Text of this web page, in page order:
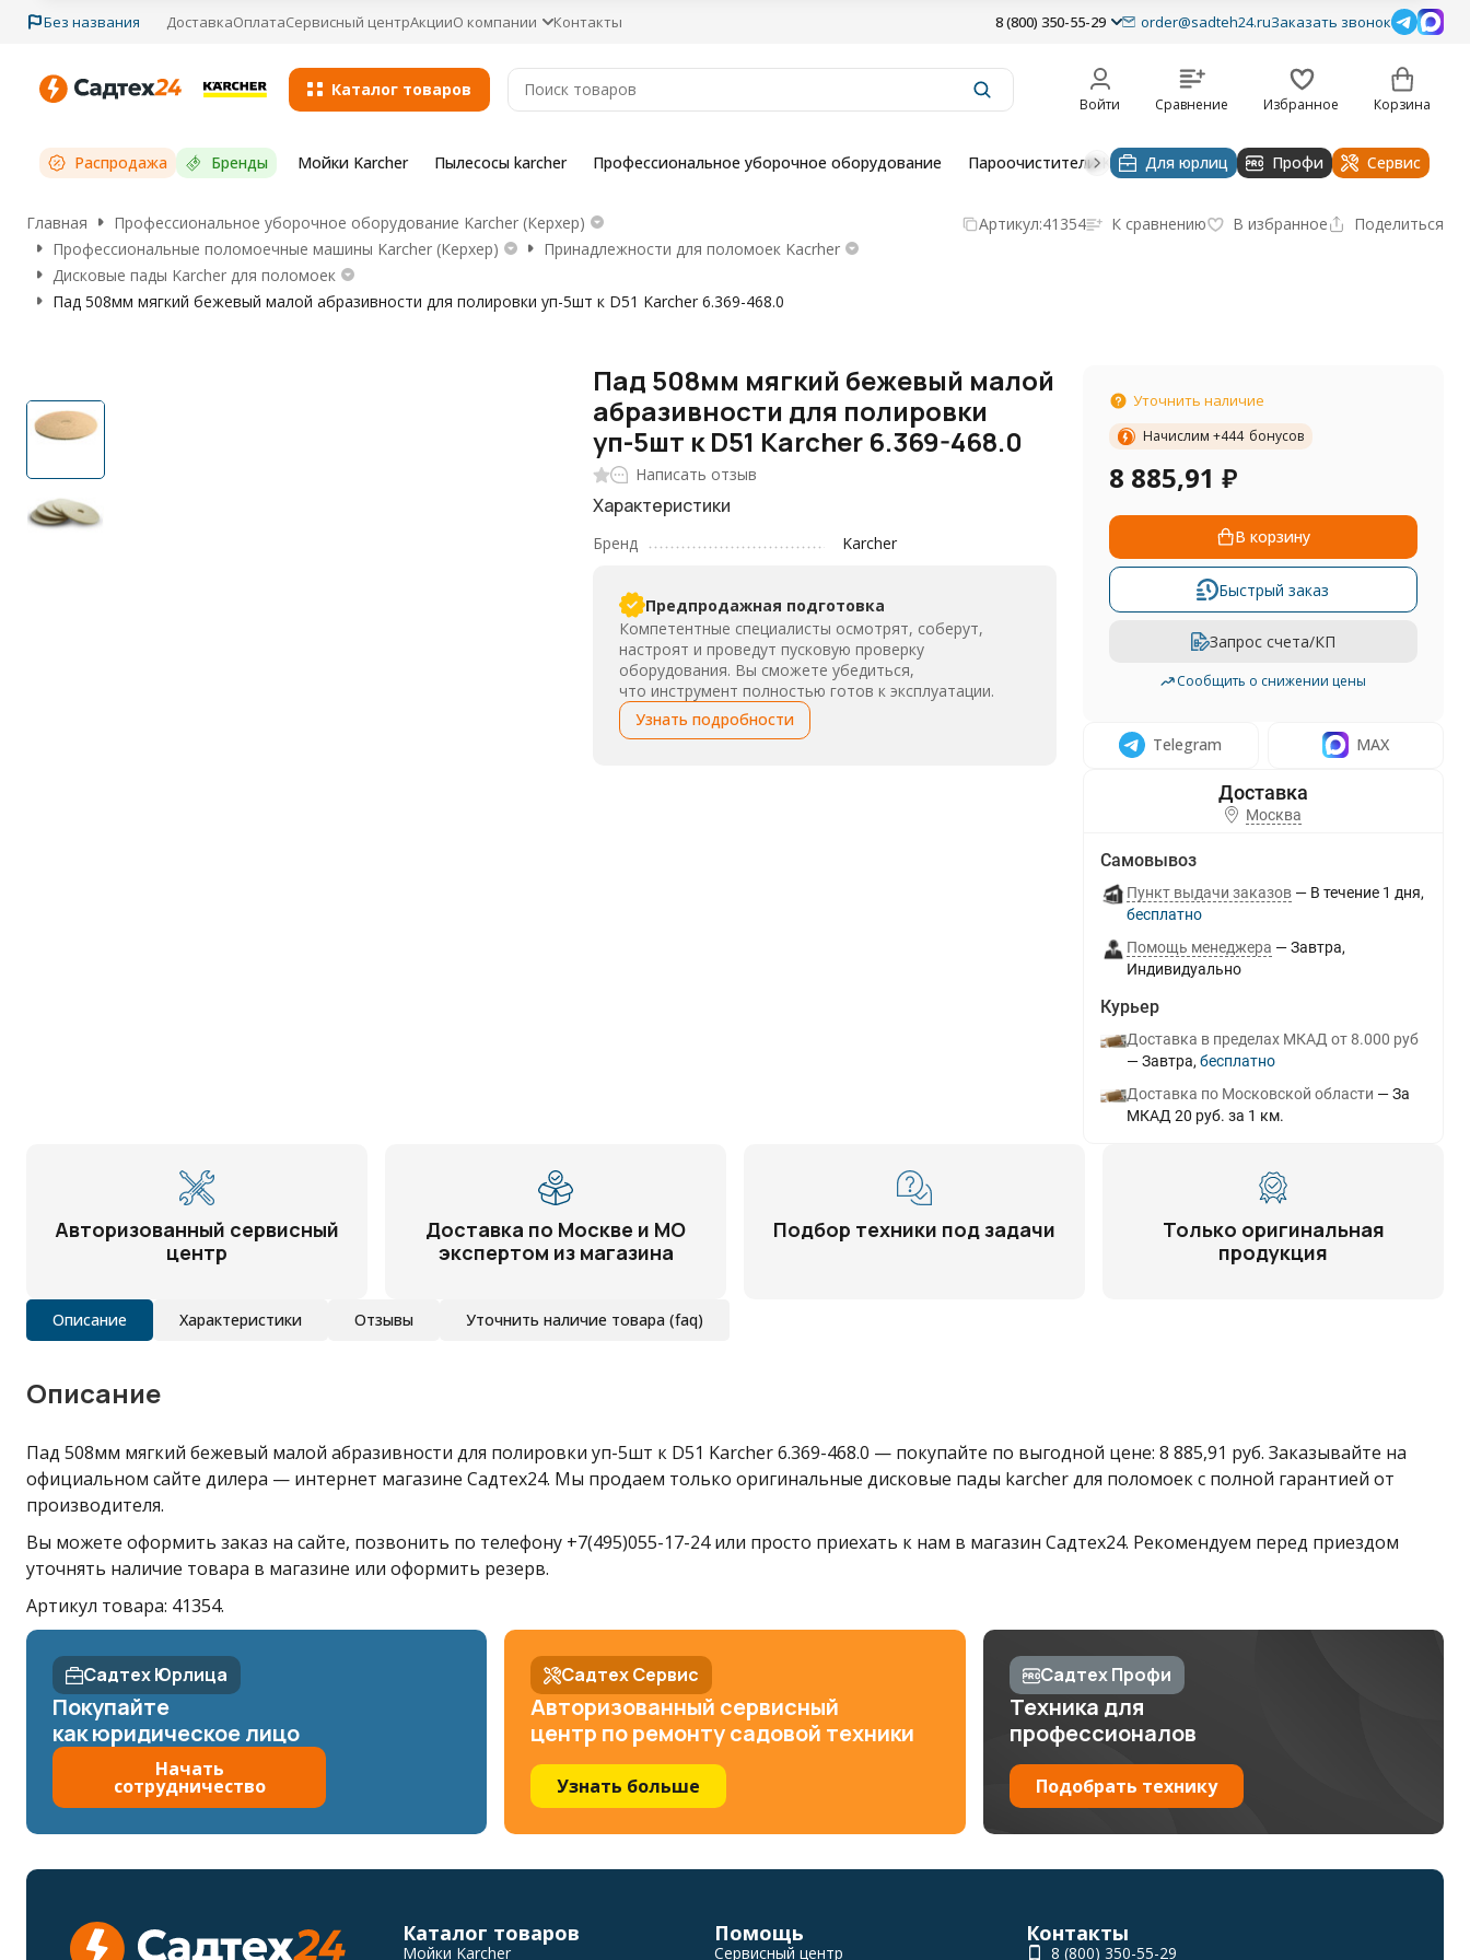
Без названия ДоставкаОплатаСервисный центрАкцииО компании Контакты 8 (800) 350-55-29 order@sadteh24.ruЗаказать звонок
Каталог товаров
Войти Сравнение Избранное Корзина
Распродажа Бренды Мойки Karcher Пылесосы karcher Профессиональное уборочное оборудование Пароочистители Karcher Насосы и оборудование для полива
Для юрлиц Профи Сервис
Главная
Профессиональное уборочное оборудование Karcher (Керхер)
Профессиональные поломоечные машины Karcher (Керхер)
Принадлежности для поломоек Kacrher
Дисковые пады Karcher для поломоек
Пад 508мм мягкий бежевый малой абразивности для полировки уп-5шт к D51 Karcher 6.369-468.0
Артикул:41354 К сравнению В избранное Поделиться
Пад 508мм мягкий бежевый малой
абразивности для полировки
уп-5шт к D51 Karcher 6.369-468.0
Написать отзыв
Характеристики
Бренд Karcher
Предпродажная подготовка
Компетентные специалисты осмотрят, соберут,
настроят и проведут пусковую проверку
оборудования. Вы сможете убедиться,
что инструмент полностью готов к эксплуатации.
Узнать подробности
Уточнить наличие
Начислим +444 бонусов
8 885,91 ₽
В корзину
Быстрый заказ
Запрос счета/КП
Сообщить о снижении цены
Telegram MAX
Москва
Самовывоз
Пункт выдачи заказов В течение 1 дня
Бесплатно
Помощь менеджера
Завтра
Индивидуально
Курьер
Доставка в пределах МКАД от 8.000 руб
Завтра
Бесплатно
Доставка по Московской области
За
МКАД 20 руб. за 1 км.
Авторизованный сервисный
центр
Доставка по Москве и МО
экспертом из магазина
Подбор техники под задачи
Только оригинальная
продукция
Описание Характеристики Отзывы Уточнить наличие товара (faq)
Описание
Пад 508мм мягкий бежевый малой абразивности для полировки уп-5шт к D51 Karcher 6.369-468.0 — покупайте по выгодной цене: 8 885,91 руб. Заказывайте на
официальном сайте дилера — интернет магазине Садтех24. Мы продаем только оригинальные дисковые пады karcher для поломоек с полной гарантией от
производителя.
Вы можете оформить заказ на сайте, позвонить по телефону +7(495)055-17-24 или просто приехать к нам в магазин Садтех24. Рекомендуем перед приездом
уточнять наличие товара в магазине или оформить резерв.
Артикул товара: 41354.
Садтех Юрлица
Покупайте
как юридическое лицо
Начать
сотрудничество
Садтех Сервис
Авторизованный сервисный
центр по ремонту садовой техники
Узнать больше
Садтех Профи
Техника для
профессионалов
Подобрать технику
Каталог товаров
Мойки Karcher
Помощь
Сервисный центр
Контакты
8 (800) 350-55-29